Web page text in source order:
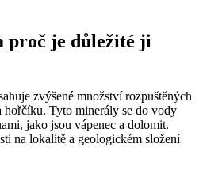
proč je důležité ji
zvýšené množství rozpuštěných
hořčíku. Tyto minerály se do vody
jako jsou vápenec a dolomit.
na lokalitě a geologickém složení